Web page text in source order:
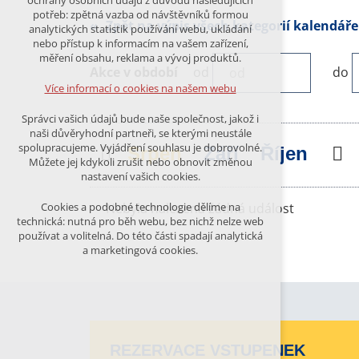
Zpět na výpis všech kategorií kalendáře
do
Předchozí
Srpen Září Říjen
Nebyla nalezena žádná událost
REZERVACE VSTUPENEK
nutná pro provozování webu
udržení kontextu stránek (session):
případná přihlášení, volby jazyka, apod.
analytická pro anonymizované
vyhodnocení návštěvnosti
marketingová cookies (Google)
Více informací o cookies na našem webu
ODMÍTNOUT VŠE
potřeb: zpětná vazba od návštěvníků formou
analytických statistik používání webu, ukládání
nebo přístup k informacím na vašem zařízení,
měření obsahu, reklama a vývoj produktů.
Více informací o cookies na našem webu
Správci vašich údajů bude naše společnost, jakož i
naši důvěryhodní partneři, se kterými neustále
spolupracujeme. Vyjádření souhlasu je dobrovolné.
Můžete jej kdykoli zrušit nebo obnovit změnou
nastavení vašich cookies.
Cookies a podobné technologie dělíme na
technická: nutná pro běh webu, bez nichž nelze web
používat a volitelná. Do této části spadají analytická
a marketingová cookies.